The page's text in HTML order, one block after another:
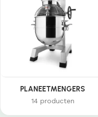
PLANEETMENGERS
14 producten